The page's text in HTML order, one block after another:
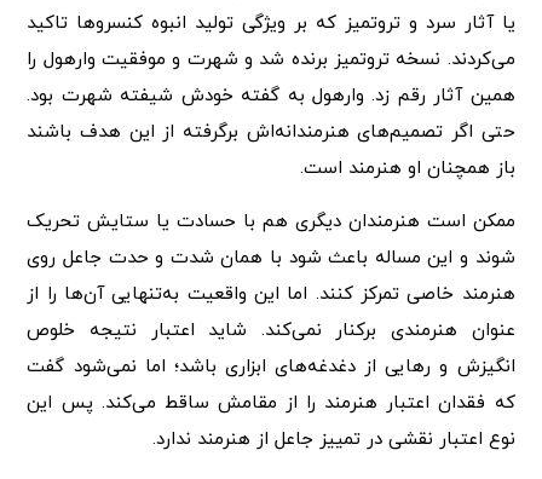
یا آثار سرد و تروتمیز که بر ویژگی تولید انبوه کنسروها تاکید
می‌کردند. نسخه تروتمیز برنده شد و شهرت و موفقیت وارهول را
همین آثار رقم زد. وارهول به گفته خودش شیفته شهرت بود.
حتی اگر تصمیم‌های هنرمندانه‌اش برگرفته از این هدف باشند
باز همچنان او هنرمند است.
ممکن است هنرمندان دیگری هم با حسادت یا ستایش تحریک
شوند و این مساله باعث شود با همان شدت و حدت جاعل روی
هنرمند خاصی تمرکز کنند. اما این واقعیت به‌تنهایی آن‌ها را از
عنوان هنرمندی برکنار نمی‌کند. شاید اعتبار نتیجه خلوص
انگیزش و رهایی از دغدغه‌های ابزاری باشد؛ اما نمی‌شود گفت
که فقدان اعتبار هنرمند را از مقامش ساقط می‌کند. پس این
نوع اعتبار نقشی در تمییز جاعل از هنرمند ندارد.